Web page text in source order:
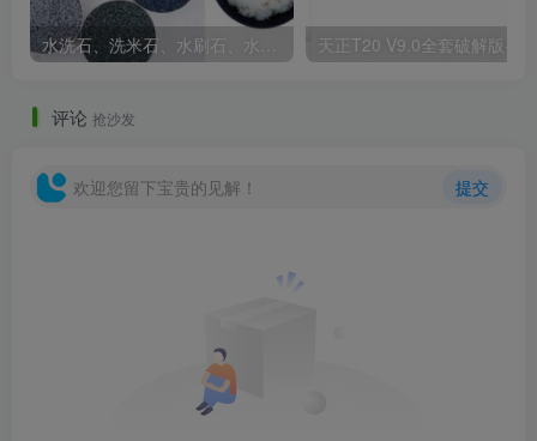
水洗石、洗米石、水刷石、水磨石、胶粘石傻傻分不清楚
评论 抢沙发
欢迎您留下宝贵的见解！ 提交